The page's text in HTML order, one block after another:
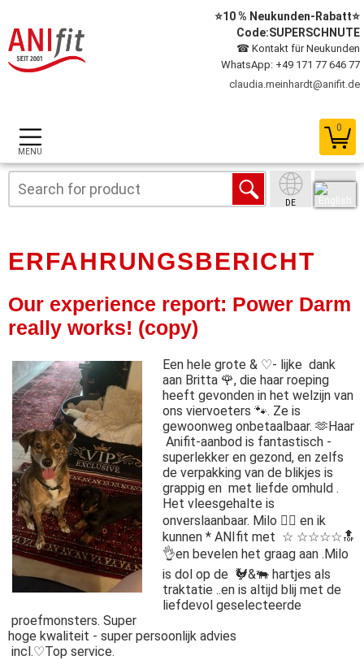
MENU
0
⭐10 % Neukunden-Rabatt⭐
Code:SUPERSCHNUTE
☎ Kontakt für Neukunden
WhatsApp: +49 171 77 646 77
claudia.meinhardt@anifit.de
DE
ERFAHRUNGSBERICHT
Our experience report: Power Darm
really works! (copy)
Een hele grote & ♡- lijke dank
aan Britta 🌹, die haar roeping
heeft gevonden in het welzijn van
ons viervoeters 🐾. Ze is
gewoonweg onbetaalbaar. 🫶Haar
Anifit-aanbod is fantastisch -
superlekker en gezond, en zelfs
de verpakking van de blikjes is
grappig en met liefde omhuld .
Het vleesgehalte is
onverslaanbaar. Milo 🐕‍🦺 en ik
kunnen * ANIfit met ☆ ☆☆☆☆🔝
👌en bevelen het graag aan .Milo
is dol op de 🐓&🐃 hartjes als
traktatie ..en is altijd blij met de
liefdevol geselecteerde
proefmonsters. Super
hoge kwaliteit - super persoonlijk advies
incl.♡Top service.